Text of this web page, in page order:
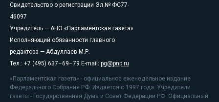
Свидетельство о регистрации Эл № ФС77-
46097
Учредитель — АНО «Парламентская газета»
Исполняющий обязанности главного
редактора — Абдуллаев М.Р.
Тел.: +7 (495) 637–69–79 E-mail: pg@pnp.ru
«Парламентская газета» - официальное еженедельное издание
Федерального Собрания РФ. Издается с 1997 года. Учредители
газеты - Государственная Дума и Совет Федерации РФ. Официальный